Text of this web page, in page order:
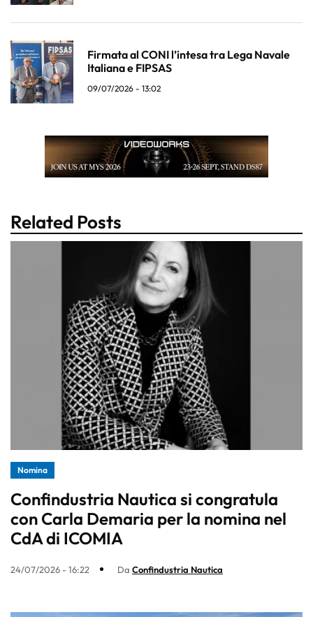
Firmata al CONI l’intesa tra Lega Navale
Italiana e FIPSAS
09/07/2026 - 13:02
Related Posts
Nomina
Confindustria Nautica si congratula
con Carla Demaria per la nomina nel
CdA di ICOMIA
24/07/2026 - 16:22 Da Confindustria Nautica